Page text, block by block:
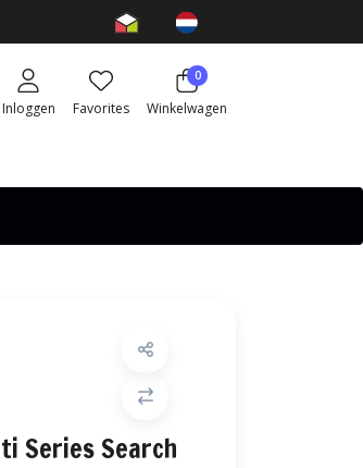
Inloggen Favorites
0
Winkelwagen
Series Search